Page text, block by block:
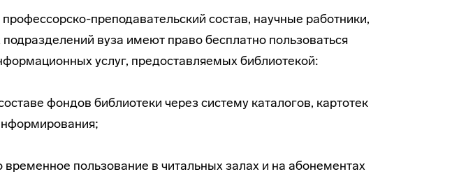
профессорско-преподавательский состав, научные работники,
вуза имеют право бесплатно пользоваться
услуг, предоставляемых библиотекой:
фондов библиотеки через систему каталогов, картотек
временное пользование в читальных залах и на абонементах